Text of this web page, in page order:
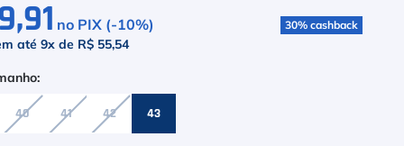
Robin Soderling
Wilson
no PIX (-10%)
até9x de R$ 55,54
30% cashback
40 41 42 43